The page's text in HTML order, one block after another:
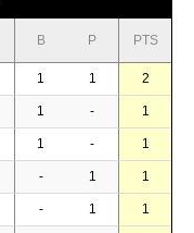
B P PTS
1 1 2
1 - 1
1 - 1
- 1 1
- 1 1